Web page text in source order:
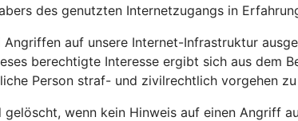
des genutzten Internetzugangs in
auf unsere Internet-Infrastruktur
berechtigte Interesse ergibt sich aus
Person straf- und zivilrechtlich vorgehen
wenn kein Hinweis auf einen Angriff